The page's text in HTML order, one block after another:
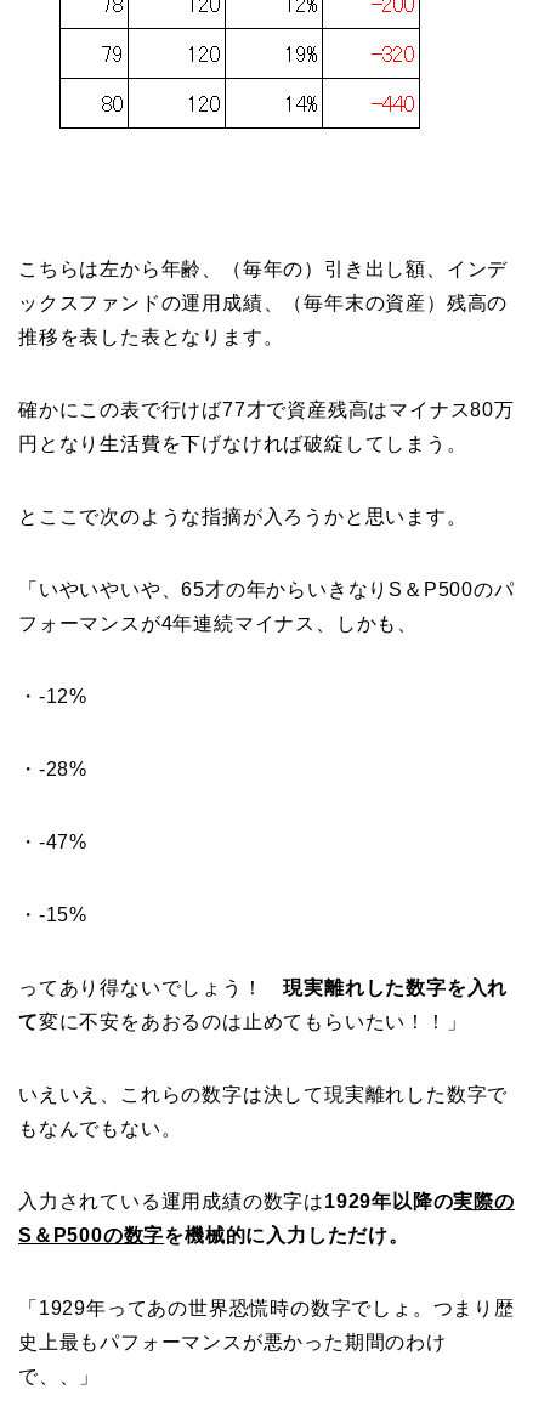
こちらは左から年齢、（毎年の）引き出し額、インデ
ックスファンドの運用成績、（毎年末の資産）残高の
推移を表した表となります。
確かにこの表で行けば77才で資産残高はマイナス80万
円となり生活費を下げなければ破綻してしまう。
とここで次のような指摘が入ろうかと思います。
「いやいやいや、65才の年からいきなりS＆P500のパ
フォーマンスが4年連続マイナス、しかも、
・-12%
・-28%
・-47%
・-15%
ってあり得ないでしょう！現実離れした数字を入れ
て変に不安をあおるのは止めてもらいたい！！」
いえいえ、これらの数字は決して現実離れした数字で
もなんでもない。
入力されている運用成績の数字は1929年以降の実際の
S＆P500の数字を機械的に入力しただけ。
「1929年ってあの世界恐慌時の数字でしょ。つまり歴
史上最もパフォーマンスが悪かった期間のわけ
で、、」